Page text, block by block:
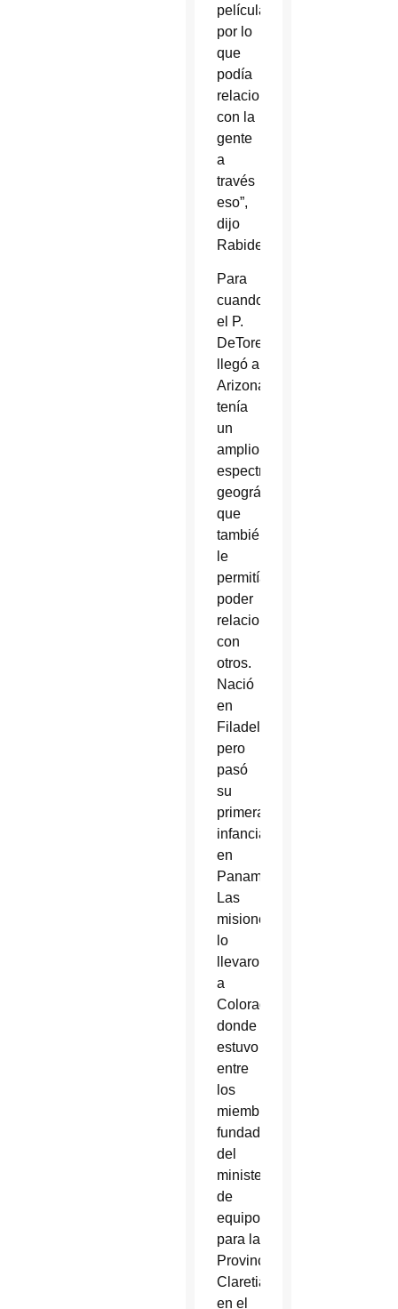
películas,
por lo
que
podía
relacionarse
con la
gente
a
través
eso”,
dijo
Rabideau.
Para
cuando
el P.
DeTore
llegó a
Arizona,
tenía
un
amplio
espectro
geográfico
que
también
le
permitía
poder
relacionarse
con
otros.
Nació
en
Filadelfia,
pero
pasó
su
primera
infancia
en
Panamá.
Las
misiones
lo
llevaron
a
Colorado,
donde
estuvo
entre
los
miembros
fundadores
del
ministerio
de
equipo
para la
Provincia
Claretiana
en el